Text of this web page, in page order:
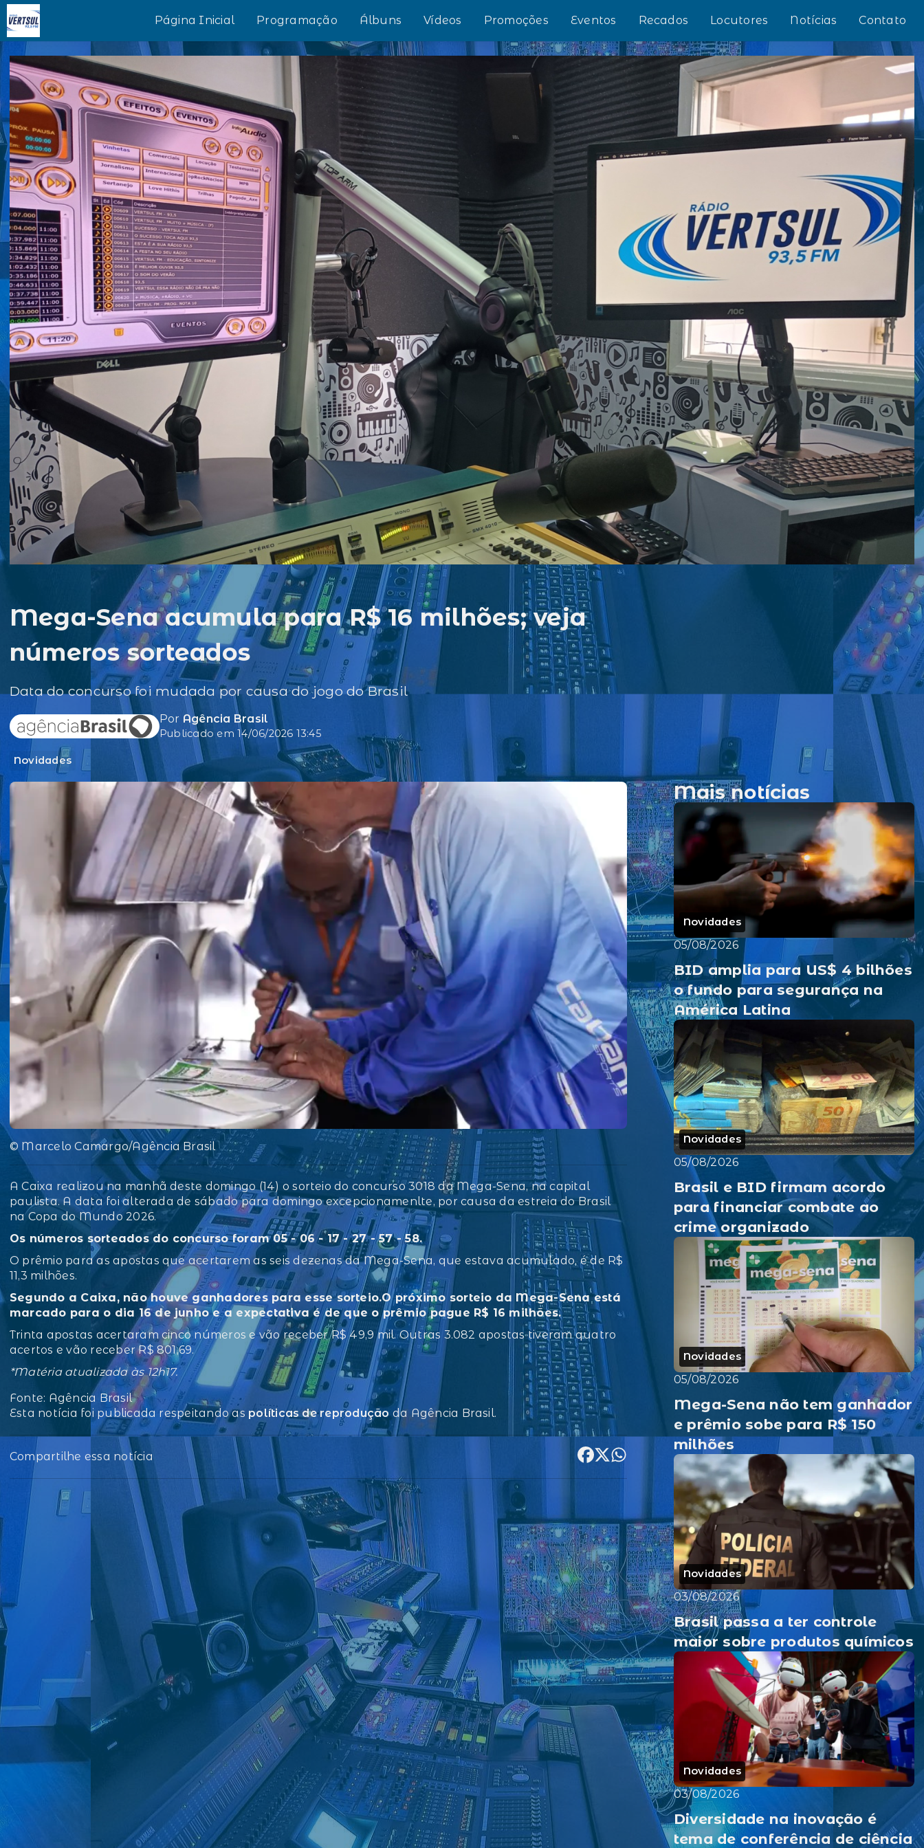
Página Inicial Programação Álbuns Vídeos Promoções Eventos Recados Locutores Notícias Contato
Mega-Sena acumula para R$ 16 milhões; veja
números sorteados
Data do concurso foi mudada por causa do jogo do Brasil
Por Agência Brasil
Publicado em 14/06/2026 13:45
Novidades
© Marcelo Camargo/Agência Brasil
A Caixa realizou na manhã deste domingo (14) o sorteio do concurso 3018 da Mega-Sena, na capital
paulista. A data foi alterada de sábado para domingo excepcionamenlte, por causa da estreia do Brasil
na Copa do Mundo 2026.
Os números sorteados do concurso foram 05 - 06 - 17 - 27 - 57 - 58.
O prêmio para as apostas que acertarem as seis dezenas da Mega-Sena, que estava acumulado, é de R$
11,3 milhões.
Segundo a Caixa, não houve ganhadores para esse sorteio.O próximo sorteio da Mega-Sena está
marcado para o dia 16 de junho e a expectativa é de que o prêmio pague R$ 16 milhões.
Trinta apostas acertaram cinco números e vão receber R$ 49,9 mil. Outras 3.082 apostas tiveram quatro
acertos e vão receber R$ 801,69.
*Matéria atualizada às 12h17.
Fonte: Agência Brasil
Esta notícia foi publicada respeitando as políticas de reproduçãoda Agência Brasil.
Compartilhe essa notícia
Mais notícias
Novidades
05/08/2026
BID amplia para US$ 4 bilhões
o fundo para segurança na
América Latina
Novidades
05/08/2026
Brasil e BID firmam acordo
para financiar combate ao
crime organizado
Novidades
05/08/2026
Mega-Sena não tem ganhador
e prêmio sobe para R$ 150
milhões
Novidades
03/08/2026
Brasil passa a ter controle
maior sobre produtos químicos
Novidades
03/08/2026
Diversidade na inovação é
tema de conferência de ciência